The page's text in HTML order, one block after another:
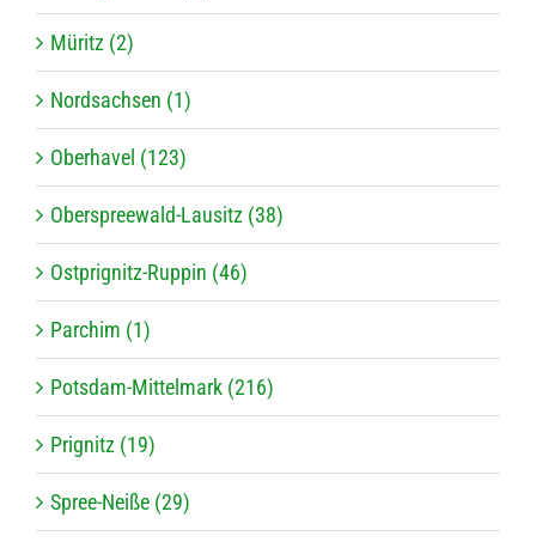
Müritz (2)
Nordsachsen (1)
Oberhavel (123)
Oberspreewald-Lausitz (38)
Ostprignitz-Ruppin (46)
Parchim (1)
Potsdam-Mittelmark (216)
Prignitz (19)
Spree-Neiße (29)